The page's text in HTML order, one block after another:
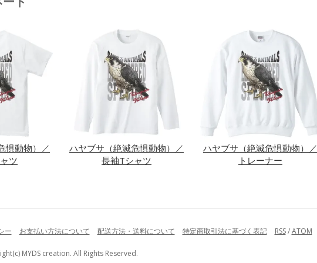
惧動物）／
ツ
ハヤブサ（絶滅危惧動物）／
長袖Tシャツ
ハヤブサ（絶滅危惧動物）／
トレーナー
ー お支払い方法について 配送方法・送料について 特定商取引法に基づく表記 RSS/ATOM
MYDS creation. All Rights Reserved.